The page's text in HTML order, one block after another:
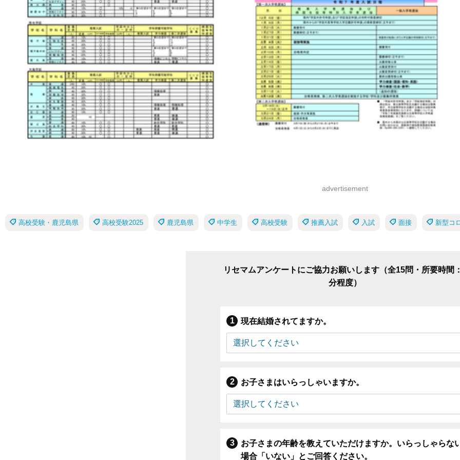
advertisement
高校受験・鹿児島県 高校受験2025 鹿児島県 中学生 高校受験 推薦入試 入試 面接 新型コ
リセマムアンケートにご協力お願いします（全15問・所要時間
分程度）
現在結婚されてますか。
お子さまはいらっしゃいますか。
お子さまの年齢を教えていただけますか。いらっしゃらな
場合「いない」とご回答ください。